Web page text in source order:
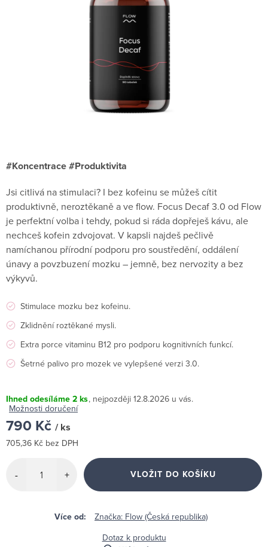
#Koncentrace #Produktivita
Jsi citlivá na stimulaci? I bez kofeinu se můžeš cítit
produktivně, neroztěkaně a ve flow. Focus Decaf 3.0 od Flow
je perfektní volba i tehdy, pokud si ráda dopřeješ kávu, ale
nechceš kofein zdvojovat. V kapsli najdeš pečlivě
namíchanou přírodní podporu pro soustředění, oddálení
únavy a povzbuzení mozku – jemně, bez nervozity a bez
výkyvů.
Stimulace mozku bez kofeinu.
Zklidnění roztěkané mysli.
Extra porce vitaminu B12 pro podporu kognitivních funkcí.
Šetrné palivo pro mozek ve vylepšené verzi 3.0.
Ihned odesíláme2 ks
12.8.2026
Možnosti doručení
790 Kč / ks
705,36 Kč bez DPH
VLOŽIT DO KOŠÍKU
Značka: Flow (Česká republika)
Dotaz k produktu